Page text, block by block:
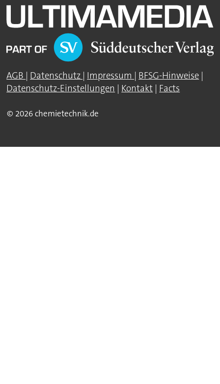
AGB | Datenschutz | Impressum | BFSG-Hinweise |
Datenschutz-Einstellungen | Kontakt | Facts
© 2026 chemietechnik.de